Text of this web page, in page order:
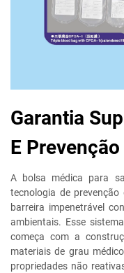
Garantia
E
A bolsa médica para
tecnologia de
barreira impenetrável
ambientais. Esse
começa com a
materiais de grau
propriedades não